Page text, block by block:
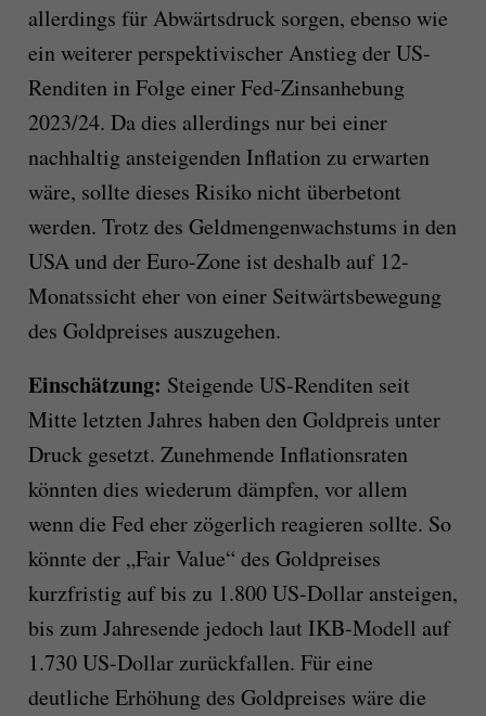
allerdings für Abwärtsdruck sorgen, ebenso wie
ein weiterer perspektivischer Anstieg der US-
Renditen in Folge einer Fed-Zinsanhebung
2023/24. Da dies allerdings nur bei einer
nachhaltig ansteigenden Inflation zu erwarten
wäre, sollte dieses Risiko nicht überbetont
werden. Trotz des Geldmengenwachstums in den
USA und der Euro-Zone ist deshalb auf 12-
Monatssicht eher von einer Seitwärtsbewegung
des Goldpreises auszugehen.
Einschätzung: Steigende US-Renditen seit
Mitte letzten Jahres haben den Goldpreis unter
Druck gesetzt. Zunehmende Inflationsraten
könnten dies wiederum dämpfen, vor allem
wenn die Fed eher zögerlich reagieren sollte. So
könnte der „Fair Value“ des Goldpreises
kurzfristig auf bis zu 1.800 US-Dollar ansteigen,
bis zum Jahresende jedoch laut IKB-Modell auf
1.730 US-Dollar zurückfallen. Für eine
deutliche Erhöhung des Goldpreises wäre die